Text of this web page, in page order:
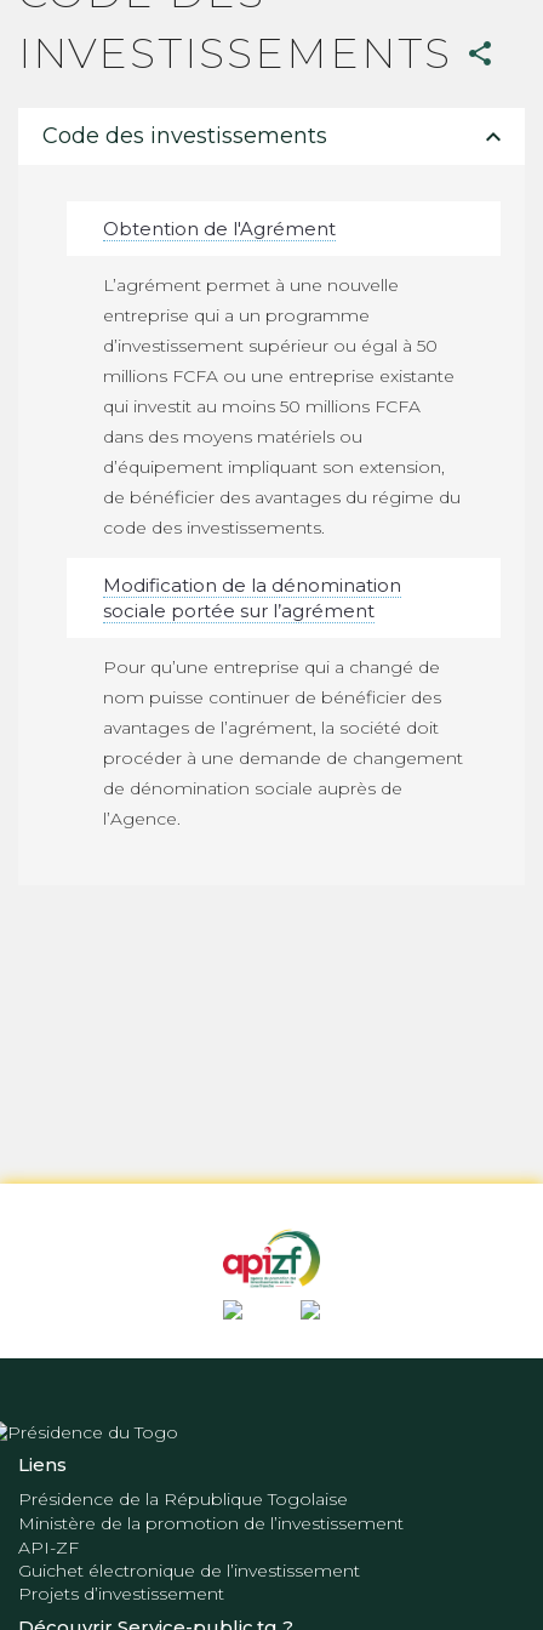
INVESTISSEMENTS
share
Code des investissements expand_less
Obtention de l'Agrément
L’agrément permet à une nouvelle
entreprise qui a un programme
d’investissement supérieur ou égal à 50
millions FCFA ou une entreprise existante
qui investit au moins 50 millions FCFA
dans des moyens matériels ou
d’équipement impliquant son extension,
de bénéficier des avantages du régime du
code des investissements.
Modification de la dénomination
sociale portée sur l’agrément
Pour qu’une entreprise qui a changé de
nom puisse continuer de bénéficier des
avantages de l’agrément, la société doit
procéder à une demande de changement
de dénomination sociale auprès de
l’Agence.
Liens
Présidence de la République Togolaise
Ministère de la promotion de l’investissement
API-ZF
Guichet électronique de l’investissement
Projets d’investissement